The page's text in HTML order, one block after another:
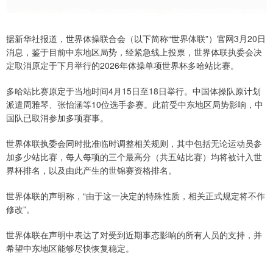
据新华社报道，世界体操联合会（以下简称“世界体联”）官网3月20日
消息，鉴于目前中东地区局势，经紧急线上投票，世界体联执委会决
定取消原定于下月举行的2026年体操单项世界杯多哈站比赛。
多哈站比赛原定于当地时间4月15日至18日举行。中国体操队原计划
派遣周雅琴、张怡涵等10位选手参赛。此前受中东地区局势影响，中
国队已取消参加多项赛事。
世界体联执委会同时批准临时调整相关规则，其中包括无论运动员参
加多少站比赛，每人每项的三个最高分（共五站比赛）均将被计入世
界杯排名，以及由此产生的世锦赛资格排名。
世界体联的声明称，“由于这一决定的特殊性质，相关正式规定将不作
修改”。
世界体联在声明中表达了对受到近期事态影响的所有人员的支持，并
希望中东地区能够尽快恢复稳定。